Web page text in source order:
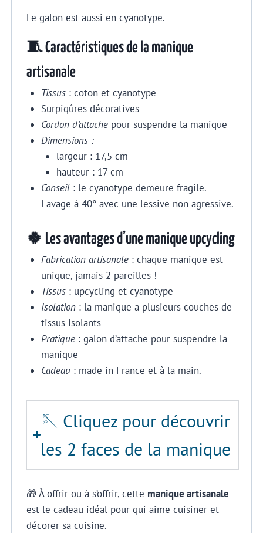
Le galon est aussi en cyanotype.
🧵 Caractéristiques de la manique
artisanale
Tissus : coton et cyanotype
Surpiqûres décoratives
Cordon d’attache pour suspendre la manique
Dimensions :
largeur : 17,5 cm
hauteur : 17 cm
Conseil : le cyanotype demeure fragile.
Lavage à 40° avec une lessive non agressive.
🍀 Les avantages d’une manique upcycling
Fabrication artisanale : chaque manique est
unique, jamais 2 pareilles !
Tissus : upcycling et cyanotype
Isolation : la manique a plusieurs couches de
tissus isolants
Pratique : galon d’attache pour suspendre la
manique
Cadeau : made in France et à la main.
🪡 Cliquez pour découvrir
les 2 faces de la manique
🎁 À offrir ou à s’offrir, cette manique artisanale
est le cadeau idéal pour qui aime cuisiner et
décorer sa cuisine.